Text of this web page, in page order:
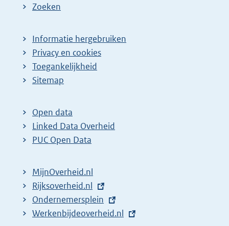
Zoeken
Informatie hergebruiken
Privacy en cookies
Toegankelijkheid
Sitemap
Open data
Linked Data Overheid
PUC Open Data
MijnOverheid.nl
E
x
t
Rijksoverheid.nl
E
x
Ondernemersplein
E
Werkenbijdeoverheid.nl